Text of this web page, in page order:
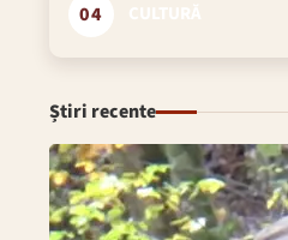
04
Știri recente